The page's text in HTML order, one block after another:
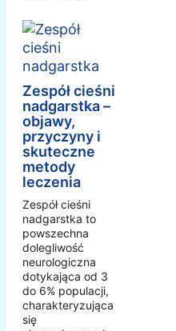
Zespół cieśni
nadgarstka –
objawy,
przyczyny i
skuteczne
metody
leczenia
Zespół cieśni
nadgarstka to
powszechna
dolegliwość
neurologiczna
dotykająca od 3
do 6% populacji,
charakteryzująca
się